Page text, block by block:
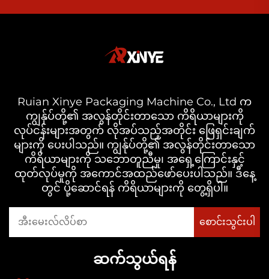
Ruian Xinye Packaging Machine Co., Ltd က
ကျွန်ုပ်တို့၏ အလွန်တိုင်းတာသော ကိရိယာများကို
လုပ်ငန်းများအတွက် လိုအပ်သည့်အတိုင်း ဖြေရှင်းချက်
များကို ပေးပါသည်။ ကျွန်ုပ်တို့၏ အလွန်တိုင်းတာသော
ကိရိယာများကို သဘောတူညီမှု၊ အရှေ့ကြောင်းနှင့်
ထုတ်လုပ်မှုကို အကောင်အထည်ဖော်ပေးပါသည်။ ဒီနေ့
တွင် ပို့ဆောင်ရန် ကိရိယာများကို တွေ့ရှိပါ။
ဆက်သွယ်ရန်